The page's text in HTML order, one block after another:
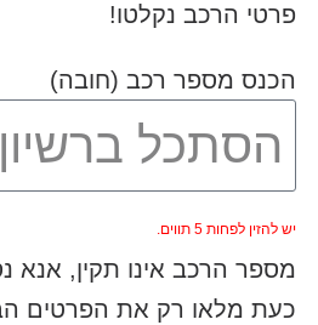
פרטי הרכב נקלטו!
הכנס מספר רכב (חובה)
יש להזין לפחות 5 תווים.
מספר הרכב אינו תקין, אנא
כעת מלאו רק את הפרטים